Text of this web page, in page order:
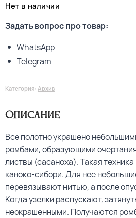
Нет в наличии
Задать вопрос про товар:
WhatsApp
Telegram
Категория: Архив
Описание
Все полотно украшено
ромбами, образующими
листвы (сасаноха). Такая
каноко-сибори. Для нее
перевязывают нитью, а после
Когда узелки распускают,
неокрашенными. Получаются